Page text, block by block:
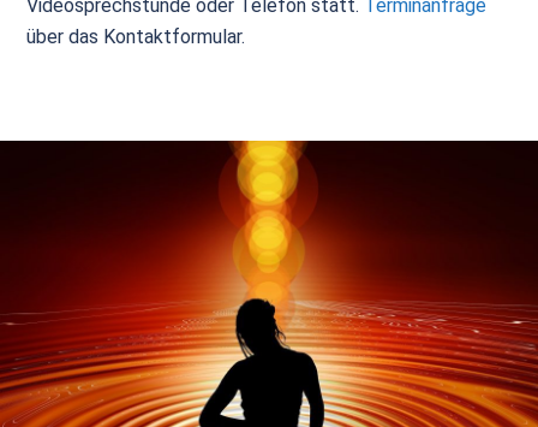
Videosprechstunde oder Telefon statt.
Terminanfrage
über das Kontaktformular.